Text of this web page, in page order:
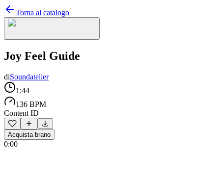
Torna al catalogo
Joy Feel Guide
diSoundatelier
1:44
136 BPM
Content ID
Acquista brano
0:00